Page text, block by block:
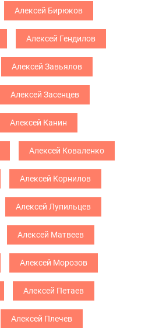
Алексей Бирюков
Алексей Гендилов
Алексей Завьялов
Алексей Засенцев
Алексей Канин
Алексей Коваленко
Алексей Корнилов
Алексей Лупильцев
Алексей Матвеев
Алексей Морозов
Алексей Петаев
Алексей Плечев